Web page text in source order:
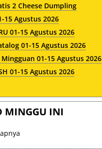
2 Cheese Dumpling
15 Agustus 2026
01-15 Agustus 2026
01-15 Agustus 2026
Mingguan 01-15 Agustus 2026
01-15 Agustus 2026
MINGGU INI